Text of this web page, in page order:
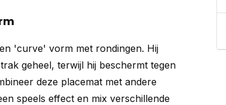
'curve' vorm met rondingen. Hij
geheel, terwijl hij beschermt tegen
deze placemat met andere
speels effect en mix verschillende